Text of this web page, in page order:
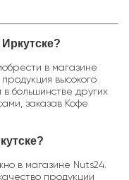
в магазине
высокого
большинстве других
заказав Кофе
в магазине Nuts24.
продукции